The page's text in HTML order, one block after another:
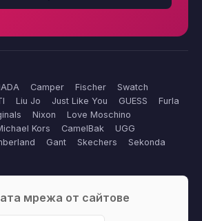
Camper Fischer
Swatch
Liu Jo Just Like You GUESS
Furla
Nixon
Love Moschino
Kors CamelBak
UGG
Gant Skechers Sekonda
мрежа от сайтове